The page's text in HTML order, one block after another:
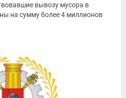
вывозу мусора в
на сумму более 4 миллионов